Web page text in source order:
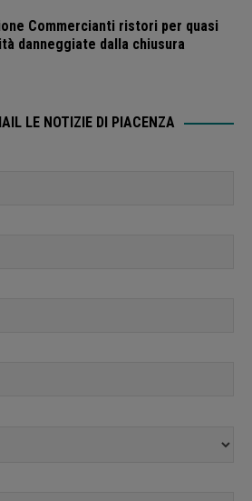
Commercianti ristori per quasi
danneggiate dalla chiusura
LE NOTIZIE DI PIACENZA